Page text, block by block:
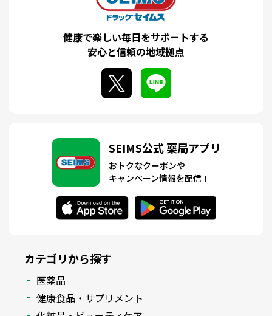
健康で楽しい毎日をサポートする
安心と信頼の地域拠点
SEIMS公式 薬局アプリ
おトクなクーポンや
キャンペーン情報を配信！
カテゴリから探す
医薬品
健康食品・サプリメント